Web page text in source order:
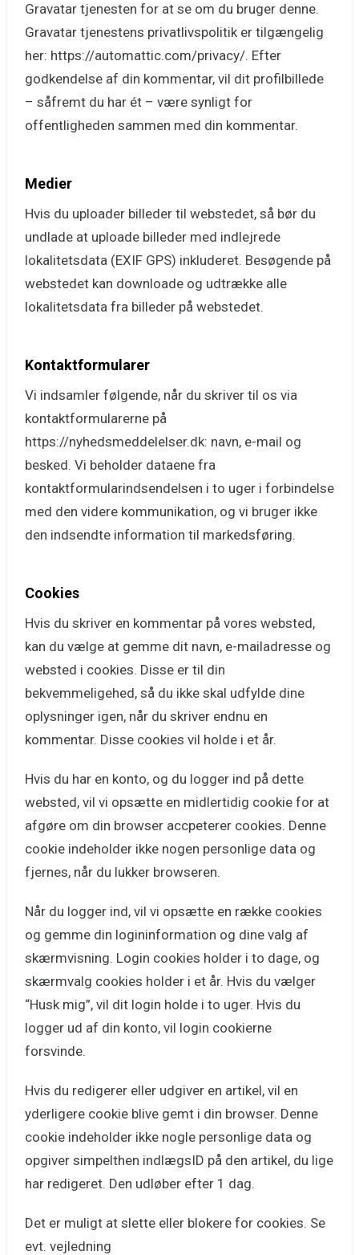
Gravatar tjenesten for at se om du bruger denne.
Gravatar tjenestens privatlivspolitik er tilgængelig
her: https://automattic.com/privacy/. Efter
godkendelse af din kommentar, vil dit profilbillede
– såfremt du har ét – være synligt for
offentligheden sammen med din kommentar.
Medier
Hvis du uploader billeder til webstedet, så bør du
undlade at uploade billeder med indlejrede
lokalitetsdata (EXIF GPS) inkluderet. Besøgende på
webstedet kan downloade og udtrække alle
lokalitetsdata fra billeder på webstedet.
Kontaktformularer
Vi indsamler følgende, når du skriver til os via
kontaktformularerne på
https://nyhedsmeddelelser.dk: navn, e-mail og
besked. Vi beholder dataene fra
kontaktformularindsendelsen i to uger i forbindelse
med den videre kommunikation, og vi bruger ikke
den indsendte information til markedsføring.
Cookies
Hvis du skriver en kommentar på vores websted,
kan du vælge at gemme dit navn, e-mailadresse og
websted i cookies. Disse er til din
bekvemmeligehed, så du ikke skal udfylde dine
oplysninger igen, når du skriver endnu en
kommentar. Disse cookies vil holde i et år.
Hvis du har en konto, og du logger ind på dette
websted, vil vi opsætte en midlertidig cookie for at
afgøre om din browser accpeterer cookies. Denne
cookie indeholder ikke nogen personlige data og
fjernes, når du lukker browseren.
Når du logger ind, vil vi opsætte en række cookies
og gemme din logininformation og dine valg af
skærmvisning. Login cookies holder i to dage, og
skærmvalg cookies holder i et år. Hvis du vælger
“Husk mig”, vil dit login holde i to uger. Hvis du
logger ud af din konto, vil login cookierne
forsvinde.
Hvis du redigerer eller udgiver en artikel, vil en
yderligere cookie blive gemt i din browser. Denne
cookie indeholder ikke nogle personlige data og
opgiver simpelthen indlægsID på den artikel, du lige
har redigeret. Den udløber efter 1 dag.
Det er muligt at slette eller blokere for cookies. Se
evt. vejledning